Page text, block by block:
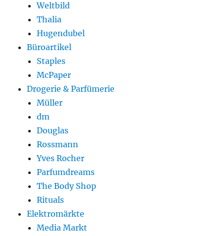
Weltbild
Thalia
Hugendubel
Büroartikel
Staples
McPaper
Drogerie & Parfümerie
Müller
dm
Douglas
Rossmann
Yves Rocher
Parfumdreams
The Body Shop
Rituals
Elektromärkte
Media Markt